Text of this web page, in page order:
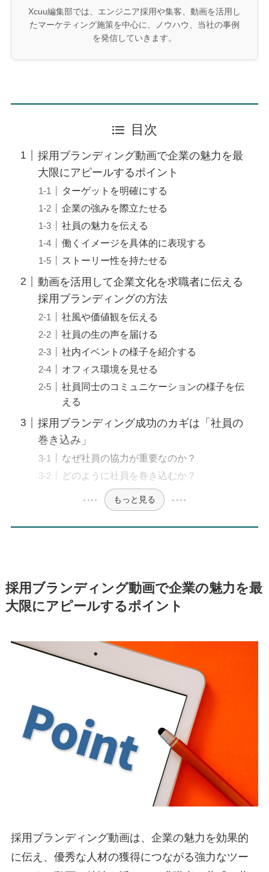
Xcuu編集部では、エンジニア採用や集客、動画を活用し
たマーケティング施策を中心に、ノウハウ、当社の事例
を発信していきます。
目次
採用ブランディング動画で企業の魅力を最
大限にアピールするポイント
ターゲットを明確にする
企業の強みを際立たせる
社員の魅力を伝える
働くイメージを具体的に表現する
ストーリー性を持たせる
動画を活用して企業文化を求職者に伝える
採用ブランディングの方法
社風や価値観を伝える
社員の生の声を届ける
社内イベントの様子を紹介する
オフィス環境を見せる
社員同士のコミュニケーションの様子を伝
える
採用ブランディング成功のカギは「社員の
巻き込み」
なぜ社員の協力が重要なのか？
どのように社員を巻き込むか？
もっと見る
採用ブランディング動画で企業の魅力を最
大限にアピールするポイント
採用ブランディング動画は、企業の魅力を効果的
に伝え、優秀な人材の獲得につながる強力なツー